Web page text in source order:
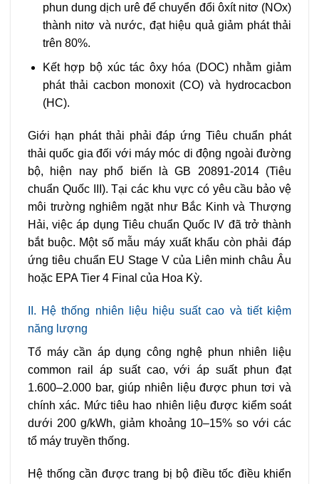
phun dung dịch urê để chuyển đổi ôxít nitơ (NOx)
thành nitơ và nước, đạt hiệu quả giảm phát thải
trên 80%.
Kết hợp bộ xúc tác ôxy hóa (DOC) nhằm giảm
phát thải cacbon monoxit (CO) và hydrocacbon
(HC).
Giới hạn phát thải phải đáp ứng Tiêu chuẩn phát
thải quốc gia đối với máy móc di động ngoài đường
bộ, hiện nay phổ biến là GB 20891-2014 (Tiêu
chuẩn Quốc III). Tại các khu vực có yêu cầu bảo vệ
môi trường nghiêm ngặt như Bắc Kinh và Thượng
Hải, việc áp dụng Tiêu chuẩn Quốc IV đã trở thành
bắt buộc. Một số mẫu máy xuất khẩu còn phải đáp
ứng tiêu chuẩn EU Stage V của Liên minh châu Âu
hoặc EPA Tier 4 Final của Hoa Kỳ.
II. Hệ thống nhiên liệu hiệu suất cao và tiết kiệm
năng lượng
Tổ máy cần áp dụng công nghệ phun nhiên liệu
common rail áp suất cao, với áp suất phun đạt
1.600–2.000 bar, giúp nhiên liệu được phun tơi và
chính xác. Mức tiêu hao nhiên liệu được kiểm soát
dưới 200 g/kWh, giảm khoảng 10–15% so với các
tổ máy truyền thống.
Hệ thống cần được trang bị bộ điều tốc điều khiển